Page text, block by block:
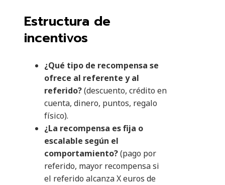
Estructura de
incentivos
¿Qué tipo de recompensa se
ofrece al referente y al
referido?(descuento, crédito en
cuenta, dinero, puntos, regalo
físico).
¿La recompensa es fija o
escalable según el
comportamiento?(pago por
referido, mayor recompensa si
el referido alcanza X euros de